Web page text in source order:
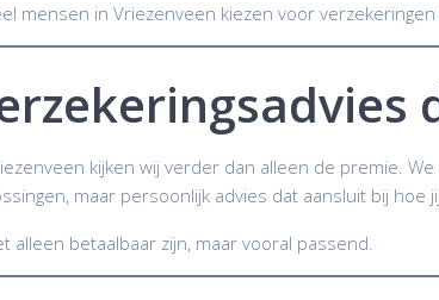
mensen in Vriezenveen kiezen voor
kijken wij verder dan alleen de premie.
maar persoonlijk advies dat aansluit bij
alleen betaalbaar zijn, maar vooral passend.